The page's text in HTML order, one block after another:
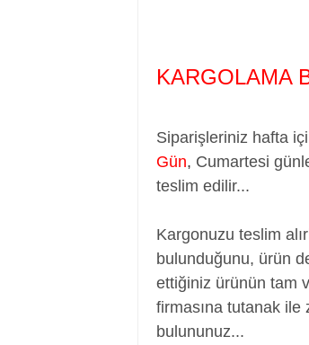
KARGOLAMA
Siparişleriniz hafta
Gün, Cumartesi
teslim edilir...
Kargonuzu teslim
bulunduğunu, ürün
ettiğiniz ürünün tam
firmasına tutanak ile
bulununuz...